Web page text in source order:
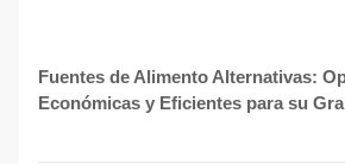
Fuentes de Alimento Alternativas:
Económicas y Eficientes para su